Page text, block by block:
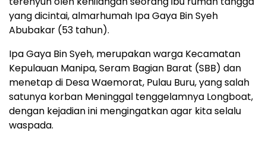
yang dicintai, almarhumah Ipa Gaya Bin Syeh
Abubakar (53 tahun).
Ipa Gaya Bin Syeh, merupakan warga Kecamatan
Kepulauan Manipa, Seram Bagian Barat (SBB) dan
menetap di Desa Waemorat, Pulau Buru, yang salah
satunya korban Meninggal tenggelamnya Longboat,
dengan kejadian ini mengingatkan agar kita selalu
waspada.